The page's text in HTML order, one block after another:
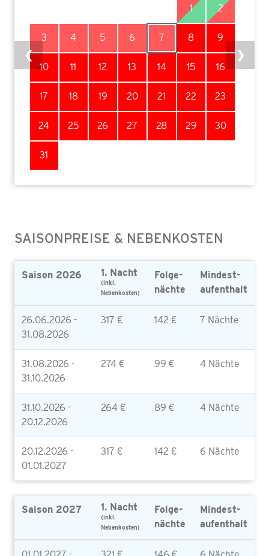
1 2
3 4 5 6 7 8 9
10 11 12 13 14 15 16
17 18 19 20 21 22 23
24 25 26 27 28 29 30
31
❮ ❯
SAISONPREISE & NEBENKOSTEN
Saison 2026 1. Nacht
(inkl.
Nebenkosten)
Folge-
nächte
Mindest-
aufenthalt
26.06.2026 -
31.08.2026
317 € 142 € 7 Nächte
31.08.2026 -
31.10.2026
274 € 99 € 4 Nächte
31.10.2026 -
20.12.2026
264 € 89 € 4 Nächte
20.12.2026 -
01.01.2027
317 € 142 € 6 Nächte
Saison 2027 1. Nacht
(inkl.
Nebenkosten)
Folge-
nächte
Mindest-
aufenthalt